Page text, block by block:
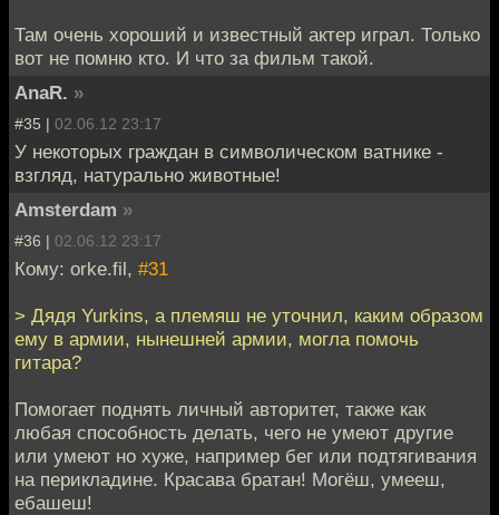
Там очень хороший и известный актер играл. Только
вот не помню кто. И что за фильм такой.
AnaR. »
#35 | 02.06.12 23:17
У некоторых граждан в символическом ватнике -
взгляд, натурально животные!
Amsterdam »
#36 | 02.06.12 23:17
Кому: orke.fil, #31
> Дядя Yurkins, а племяш не уточнил, каким образом
ему в армии, нынешней армии, могла помочь
гитара?
Помогает поднять личный авторитет, также как
любая способность делать, чего не умеют другие
или умеют но хуже, например бег или подтягивания
на перикладине. Красава братан! Могёш, умееш,
ебашеш!